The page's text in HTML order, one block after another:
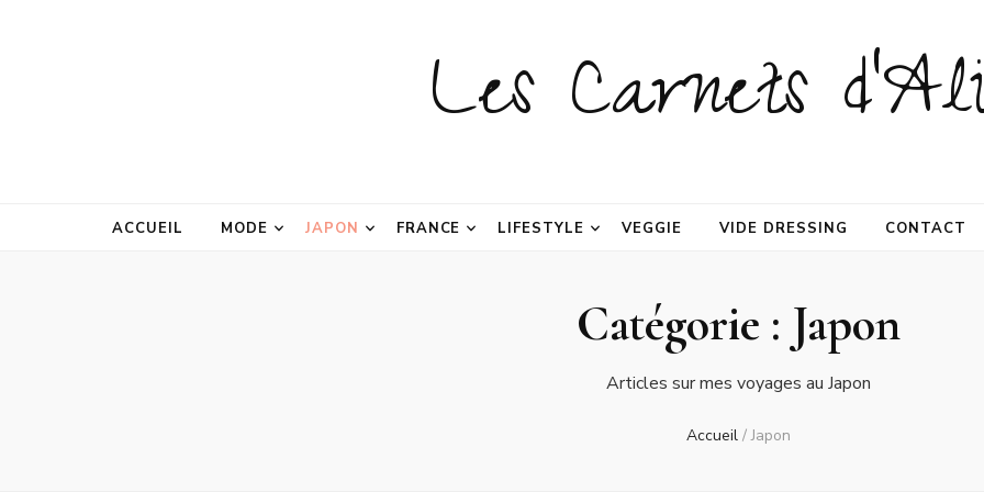
Les Carnets
ACCUEIL MODE JAPON FRANCE LIFESTYLE VEGGIE VIDE DRESSING CONTACT
Catégorie : Japon
Articles sur mes voyages au Japon
Accueil / Japon